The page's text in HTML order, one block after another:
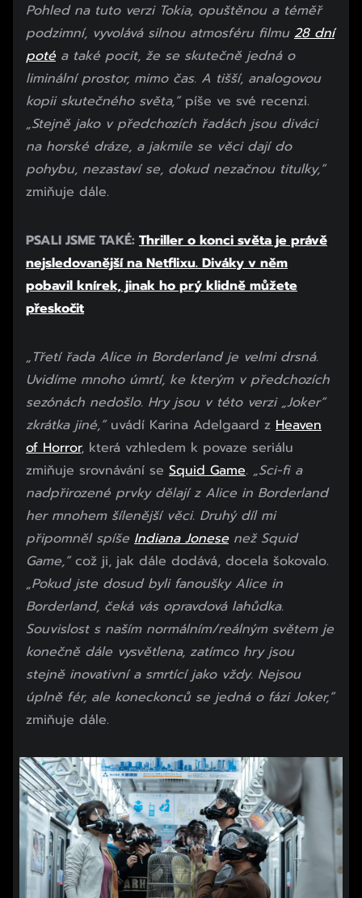
Pohled na tuto verzi Tokia, opuštěnou a téměř
podzimní, vyvolává silnou atmosféru filmu 28 dní
potéa také pocit, že se skutečně jedná o
liminální prostor, mimo čas. A tišší, analogovou
kopii skutečného světa,”píše ve své recenzi.
„Stejně jako v předchozích řadách jsou diváci
na horské dráze, a jakmile se věci dají do
pohybu, nezastaví se, dokud nezačnou titulky,”
zmiňuje dále.
PSALI JSME TAKÉ: Thriller o konci světa je právě
nejsledovanější na Netflixu. Diváky v něm
pobavil knírek, jinak ho prý klidně můžete
přeskočit
„Třetí řada Alice in Borderland je velmi drsná.
Uvidíme mnoho úmrtí, ke kterým v předchozích
sezónách nedošlo. Hry jsou v této verzi „Joker“
zkrátka jiné,” uvádí Karina Adelgaard z Heaven
of Horror, která vzhledem k povaze seriálu
zmiňuje srovnávání se Squid Game. „Sci-fi a
nadpřirozené prvky dělají z Alice in Borderland
her mnohem šílenější věci. Druhý díl mi
připomněl spíše Indiana Jonesenež Squid
Game,”což ji, jak dále dodává, docela šokovalo.
„Pokud jste dosud byli fanoušky Alice in
Borderland, čeká vás opravdová lahůdka.
Souvislost s naším normálním/reálným světem je
konečně dále vysvětlena, zatímco hry jsou
stejně inovativní a smrtící jako vždy. Nejsou
úplně fér, ale koneckonců se jedná o fázi Joker,”
zmiňuje dále.